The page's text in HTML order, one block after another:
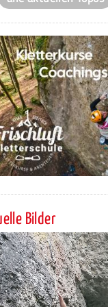
Bilder